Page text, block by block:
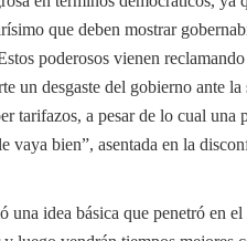
que deben mostrar
poderosos vienen reclamando
un desgaste del gobierno ante
tarifazos, a pesar de lo cual una
vaya bien”, asentada en la
idea básica que penetró en